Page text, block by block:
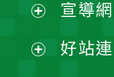
開
宣導
好站